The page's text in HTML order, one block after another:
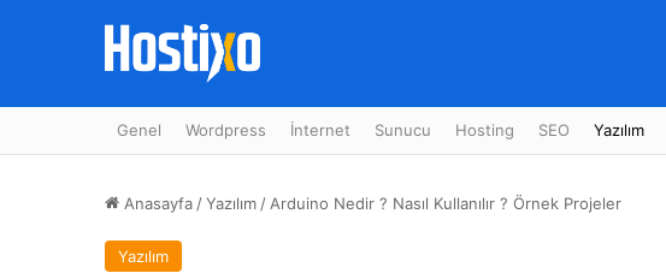
Genel Wordpress İnternet Sunucu Hosting SEO Yazılım
Anasayfa /Yazılım / Arduino Nedir ? Nasıl Kullanılır ? Örnek Projeler
Yazılım